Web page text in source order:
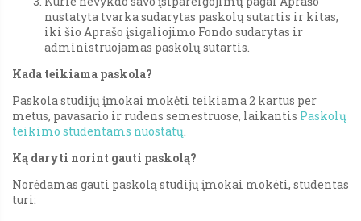
nustatyta tvarka sudarytas paskolų sutartis ir kitas,
iki šio Aprašo įsigaliojimo Fondo sudarytas ir
administruojamas paskolų sutartis.
Kada teikiama paskola?
Paskola studijų įmokai mokėti teikiama 2 kartus per
metus, pavasario ir rudens semestruose, laikantis Paskolų
teikimo studentams nuostatų.
Ką daryti norint gauti paskolą?
Norėdamas gauti paskolą studijų įmokai mokėti, studentas
turi: